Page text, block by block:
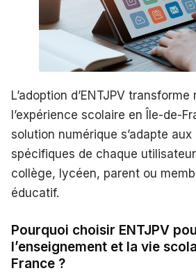
L’adoption d’ENTJPV
l’expérience scolaire en Île-de-
solution numérique s’adapte aux
spécifiques de chaque
collège, lycéen, parent ou
éducatif.
Pourquoi choisir ENTJPV
l’enseignement et la vie
France ?